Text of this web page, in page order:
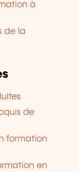
à
de la
de
formation
en